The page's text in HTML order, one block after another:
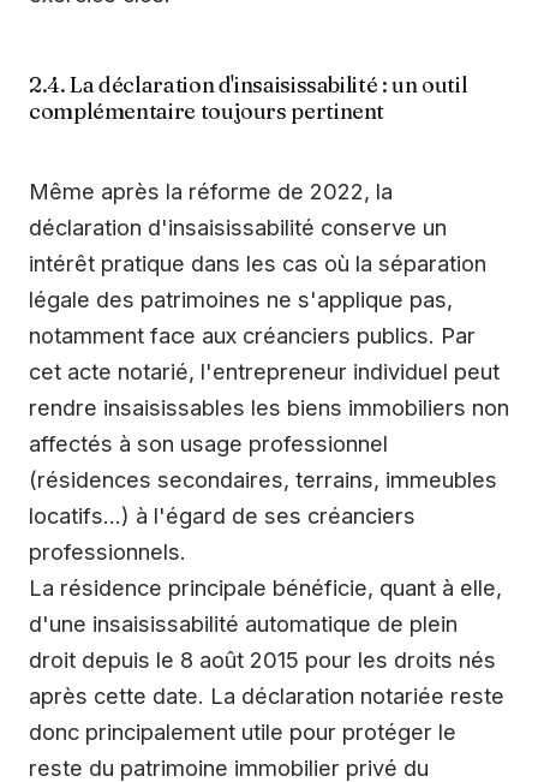
2.4. La déclaration d'insaisissabilité : un outil
complémentaire toujours pertinent
Même après la réforme de 2022, la
déclaration d'insaisissabilité conserve un
intérêt pratique dans les cas où la séparation
légale des patrimoines ne s'applique pas,
notamment face aux créanciers publics. Par
cet acte notarié, l'entrepreneur individuel peut
rendre insaisissables les biens immobiliers non
affectés à son usage professionnel
(résidences secondaires, terrains, immeubles
locatifs…) à l'égard de ses créanciers
professionnels.
La résidence principale bénéficie, quant à elle,
d'une insaisissabilité automatique de plein
droit depuis le 8 août 2015 pour les droits nés
après cette date. La déclaration notariée reste
donc principalement utile pour protéger le
reste du patrimoine immobilier privé du